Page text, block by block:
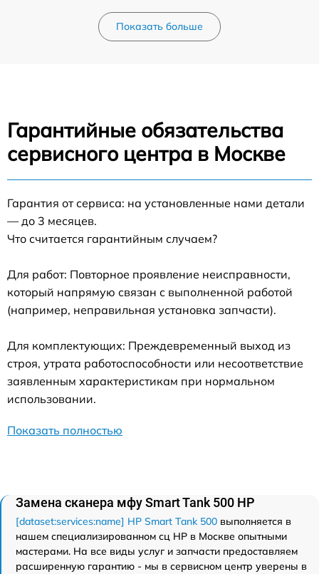
Показать больше
Гарантийные обязательства
сервисного центра в Москве
Гарантия от сервиса: на установленные нами детали
— до 3 месяцев.
Что считается гарантийным случаем?
Для работ: Повторное проявление неисправности,
который напрямую связан с выполненной работой
(например, неправильная установка запчасти).
Для комплектующих: Преждевременный выход из
строя, утрата работоспособности или несоответствие
заявленным характеристикам при нормальном
использовании.
Показать полностью
Замена сканера мфу Smart Tank 500 HP
[dataset:services:name] HP Smart Tank 500 выполняется в
нашем специализированном сц HP в Москве опытными
мастерами. На все виды услуг и запчасти предоставляем
расширенную гарантию - мы в сервисном центр уверены в